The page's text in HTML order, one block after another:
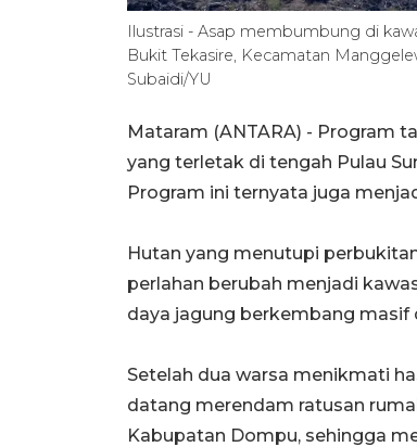
Ilustrasi - Asap membumbung di
Bukit Tekasire, Kecamatan
Subaidi/YU
Mataram (ANTARA) - Program
yang terletak di tengah Pulau
Program ini ternyata juga
Hutan yang menutupi
perlahan berubah menjadi
daya jagung berkembang masif
Setelah dua warsa menikmati
datang merendam ratusan
Kabupatan Dompu, sehingga